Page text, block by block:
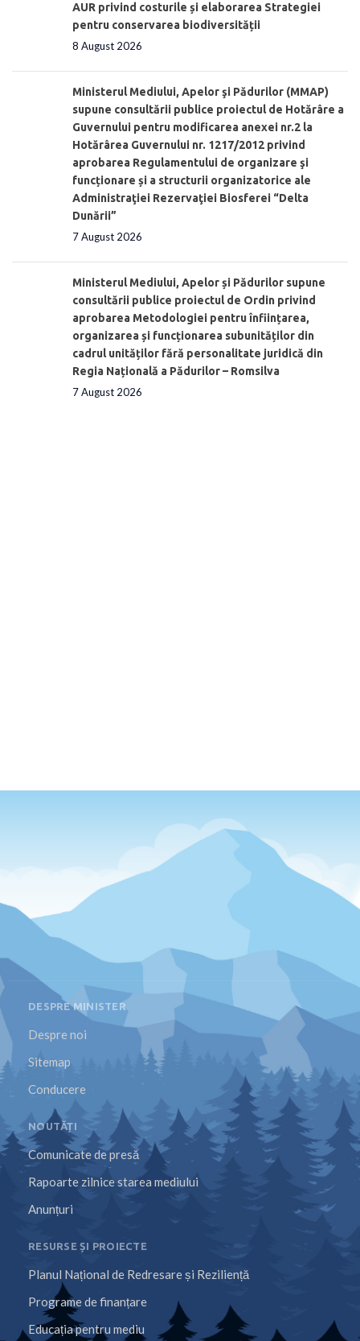
AUR privind costurile și elaborarea Strategiei
pentru conservarea biodiversității
8 August 2026
Ministerul Mediului, Apelor şi Pădurilor (MMAP)
supune consultării publice proiectul de Hotărâre a
Guvernului pentru modificarea anexei nr.2 la
Hotărârea Guvernului nr. 1217/2012 privind
aprobarea Regulamentului de organizare şi
funcționare și a structurii organizatorice ale
Administraţiei Rezervaţiei Biosferei “Delta
Dunării”
7 August 2026
Ministerul Mediului, Apelor și Pădurilor supune
consultării publice proiectul de Ordin privind
aprobarea Metodologiei pentru înființarea,
organizarea și funcționarea subunităților din
cadrul unităților fără personalitate juridică din
Regia Națională a Pădurilor – Romsilva
7 August 2026
DESPRE MINISTER
Despre noi
Sitemap
Conducere
NOUTĂȚI
Comunicate de presă
Rapoarte zilnice starea mediului
Anunțuri
RESURSE ȘI PROIECTE
Planul Național de Redresare și Reziliență
Programe de finanțare
Educația pentru mediu